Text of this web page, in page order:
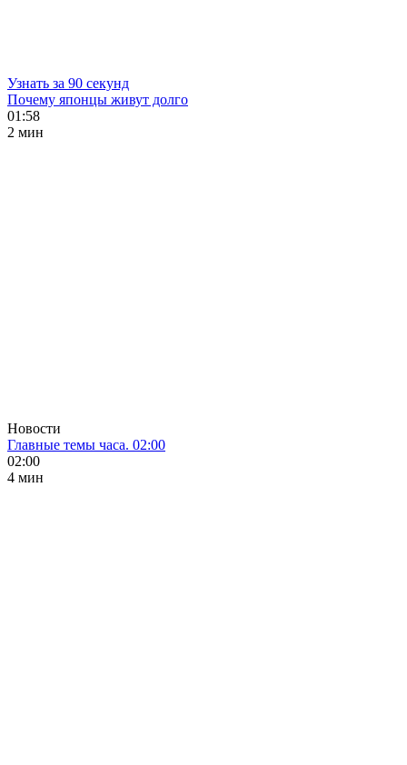
Узнать за 90 секунд
Почему японцы живут долго
01:58
2 мин
Новости
Главные темы часа. 02:00
02:00
4 мин